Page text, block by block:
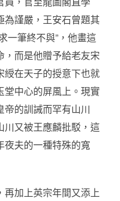
為謹嚴，王安石曾題其
一筆終不與”，他畫這
，而是他贈予給老友宋
綬在天子的授意下也就
堂中心的屏風上。現實
帝的訓誡而罕有山川
川又被王應麟批駁，這
夜夫的一種特殊的寬
加上英宗年間又添上